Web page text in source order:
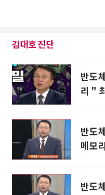
김대호 진단
반도
리 "
반도
메모
반도